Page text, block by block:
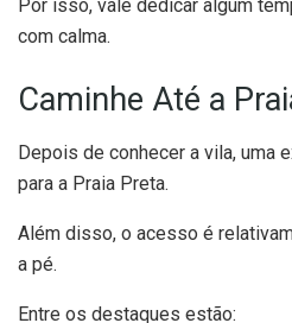
Por isso, vale dedicar algum
com calma.
Caminhe Até a
Depois de conhecer a vila, uma
para a Praia Preta.
Além disso, o acesso é
a pé.
Entre os destaques estão: